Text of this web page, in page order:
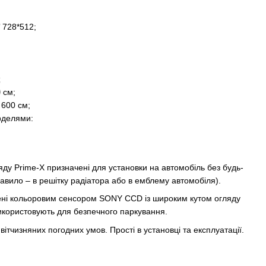
728*512;
см;
600 см;
Prime-X призначені для установки на автомобіль без будь-
– в решітку радіатора або в емблему автомобіля).
кольоровим сенсором SONY CCD із широким кутом огляду
для безпечного паркування.
погодних умов. Прості в установці та експлуатації.